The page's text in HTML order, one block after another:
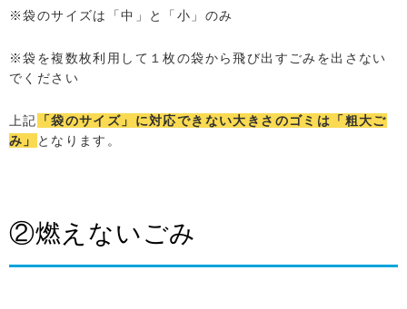
※袋のサイズは「中」と「小」のみ
※袋を複数枚利用して１枚の袋から飛び出すごみを出さない
でください
上記
「袋のサイズ」に対応できない大きさのゴミは「粗大ご
み」
となります。
②燃えないごみ